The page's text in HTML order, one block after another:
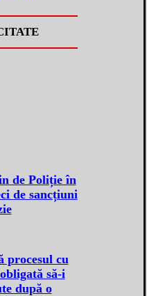
de Poliție în
de sancțiuni
procesul cu
să-i
după o